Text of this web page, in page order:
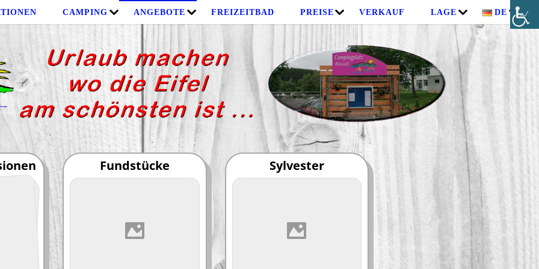
CAMPING ANGEBOTE FREIZEITBAD PREISE VERKAUF LAGE DE
Fundstücke Sylvester